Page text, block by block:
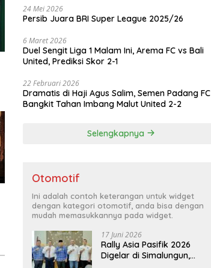
24 Mei 2026
Persib Juara BRI Super League 2025/26
6 Maret 2026
Duel Sengit Liga 1 Malam Ini, Arema FC vs Bali
United, Prediksi Skor 2-1
22 Februari 2026
Dramatis di Haji Agus Salim, Semen Padang FC
Bangkit Tahan Imbang Malut United 2-2
Selengkapnya
Otomotif
Ini adalah contoh keterangan untuk widget
dengan kategori otomotif, anda bisa dengan
mudah memasukkannya pada widget.
17 Juni 2026
Rally Asia Pasifik 2026
Digelar di Simalungun,